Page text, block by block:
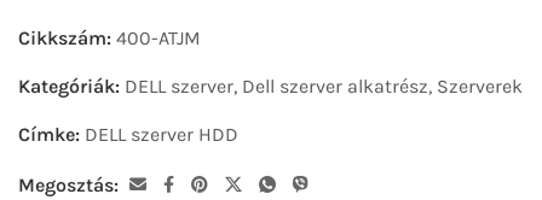
Cikkszám: 400-ATJM
Kategóriák: DELL szerver, Dell szerver alkatrész, Szerverek
Címke: DELL szerver HDD
Megosztás: